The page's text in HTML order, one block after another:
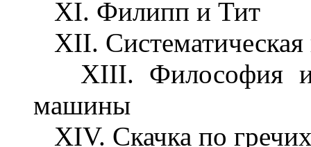
XI. Филипп и Тит
XII. Систематическая
XIII. Философия и
машины
XIV. Скачка по